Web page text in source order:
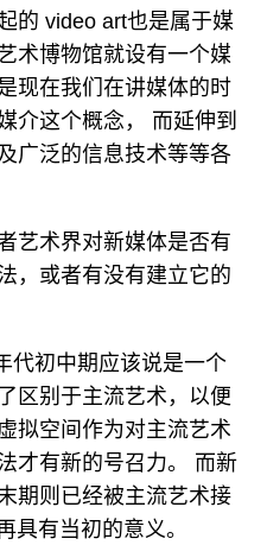
的 video art也是属于媒
术博物馆就设有一个媒
现在我们在讲媒体的时
介这个概念， 而延伸到
广泛的信息技术等等各
艺术界对新媒体是否有
，或者有没有建立它的
代初中期应该说是一个
区别于主流艺术，以便
拟空间作为对主流艺术
才有新的号召力。 而新
期则已经被主流艺术接
具有当初的意义。